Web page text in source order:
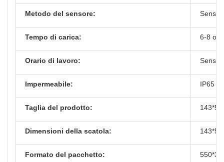
Metodo del sensore:
Tempo di carica: 6-8
Orario di lavoro:
Impermeabile: IP65
Taglia del prodotto:
Dimensioni della scatola:
Formato del pacchetto: